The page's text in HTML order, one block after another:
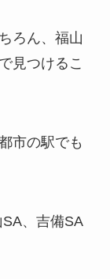
ろん、福山
見つけるこ
市の駅でも
、吉備SA